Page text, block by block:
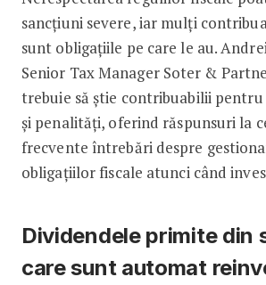
sancțiuni severe, iar mulți
sunt obligațiile pe care le au.
Senior Tax Manager Soter &
trebuie să știe contribuabilii
și penalități, oferind răspunsuri la
frecvente întrebări despre
obligațiilor fiscale atunci când
Dividendele primite din
care sunt automat